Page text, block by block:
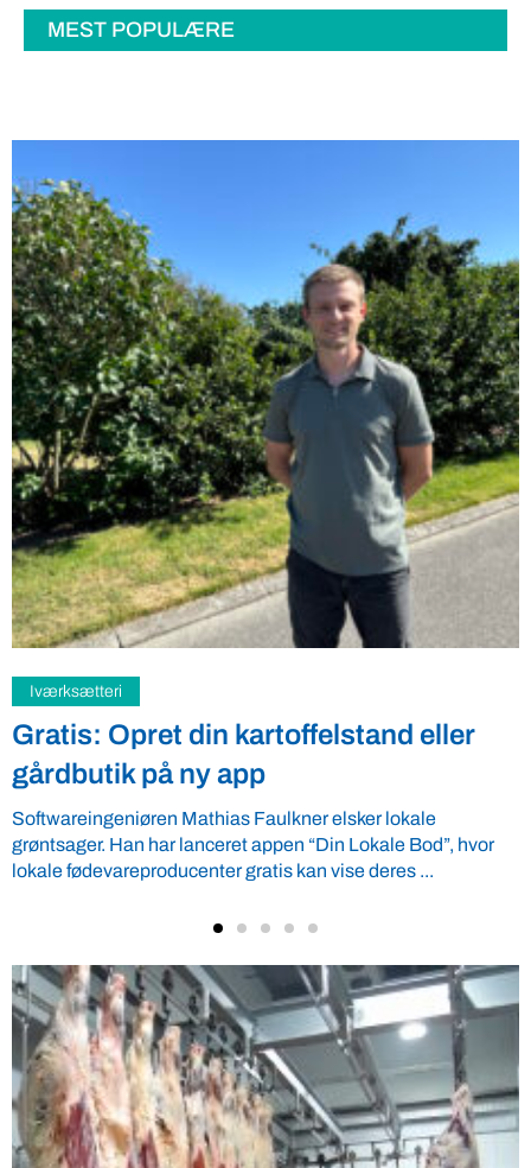
MEST POPULÆRE
Samfund
Fredspligt giver landmænd strategisk
fordel
Arbejdsgiverforeningen GLS-A tilbyder ordnede forhold, som
giver ro i maven til landmænd – også i usikre tider. VBF byder
velkommen ...